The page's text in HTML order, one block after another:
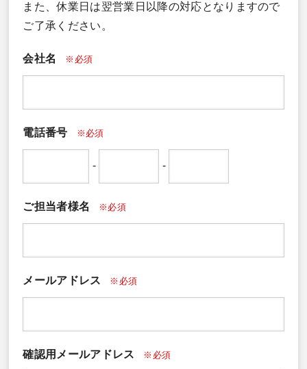
また、休業日は翌営業日以降の対応となりますので
ご了承ください。
会社名 ※必須
電話番号 ※必須
- -
ご担当者様名 ※必須
メールアドレス ※必須
確認用メールアドレス ※必須